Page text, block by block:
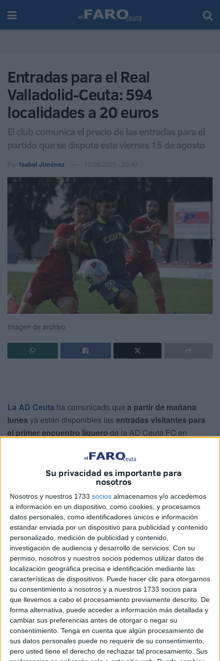
Su privacidad es importante para
nosotros
Nosotros y nuestros 1733 socios almacenamos y/o accedemos
a información en un dispositivo, como cookies, y procesamos
datos personales, como identificadores únicos e información
estándar enviada por un dispositivo para publicidad y contenido
personalizado, medición de publicidad y contenido,
investigación de audiencia y desarrollo de servicios. Con su
permiso, nosotros y nuestros socios podemos utilizar datos de
localización geográfica precisa e identificación mediante las
características de dispositivos. Puede hacer clic para otorgarnos
su consentimiento a nosotros y a nuestros 1733 socios para
que llevemos a cabo el procesamiento previamente descrito. De
forma alternativa, puede acceder a información más detallada y
cambiar sus preferencias antes de otorgar o negar su
consentimiento. Tenga en cuenta que algún procesamiento de
sus datos personales puede no requerir de su consentimiento,
pero usted tiene el derecho de rechazar tal procesamiento. Sus
Entradas para el Real
Valladolid-Ceuta: 594
localidades a 20 euros
El club comunica el precio de las entradas para el
partido que se disputa este viernes 15 de agosto
Por Isabel Jiménez 10/08/2025 - 20:40
Imagen de archivo
La AD Ceuta ha comunicado que a partir de mañana
lunes ya están disponibles las entradas visitantes para
el primer encuentro liguero de la AD Ceuta FC en
viernes 15 de agosto, en el estadio José Zorrilla.
La venta de entradas estará disponiblehasta el miércoles
a las 13:00 a un precio de 20 euros.
¿Quién quiere acompañarnos en el debut de
nuestro AD Ceuta en LALIGA
HYPERMOTION? 😁
Descubre cómo obtener tu entrada para ir a
José Zorrilla y disfrutar de un partidazo🎟️
⬇️⬇️⬇️https://t.co/pGboH5sehx#VUELVELALIG
A#HistoriaJuntos#SiempreADCeutaFC⚪️⚫️
pic.twitter.com/3d3fWEHtMe
— AD CEUTA FC (@ADCeuta_FC)August
10, 2025